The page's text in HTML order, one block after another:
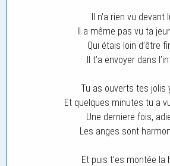
Il n’a rien vu devant
Il a même pas vu ta
Qui étais loin d’être
Il t’a envoyer dans
Tu as ouverts tes jolis
Et quelques minutes tu a
Une derniere fois,
Les anges sont
Et puis t’es montée la